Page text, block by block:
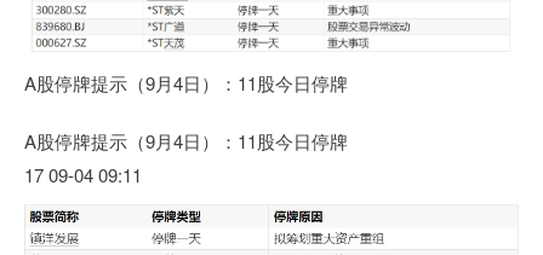
A股停牌提示（9月4日）：11股今日停牌
A股停牌提示（9月4日）：11股今日停牌
17 09-04 09:11